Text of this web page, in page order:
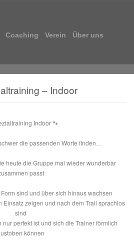
Coaching Verein
Über uns
– Indoor
Indoor🐾
die passenden Worte finden…
heute die Gruppe mal wieder wunderbar
passt
sind und über sich hinaus wachsen
Einsatz zeigen und nach dem Trail sprachlos
sind
nur perfekt ist und sich die Trainer förmlich
können